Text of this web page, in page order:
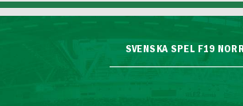
SVENSKA SPEL F19